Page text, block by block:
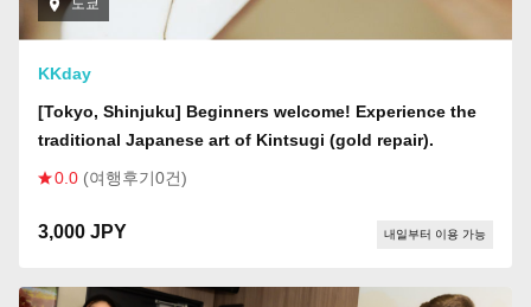
도쿄
KKday
[Tokyo, Shinjuku] Beginners welcome! Experience the
traditional Japanese art of Kintsugi (gold repair).
0.0 (여행후기0건)
3,000 JPY 내일부터 이용 가능